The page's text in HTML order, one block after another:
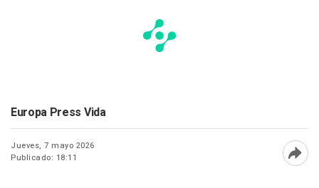
Europa Press Vida
Jueves, 7 mayo 2026
Publicado: 18:11